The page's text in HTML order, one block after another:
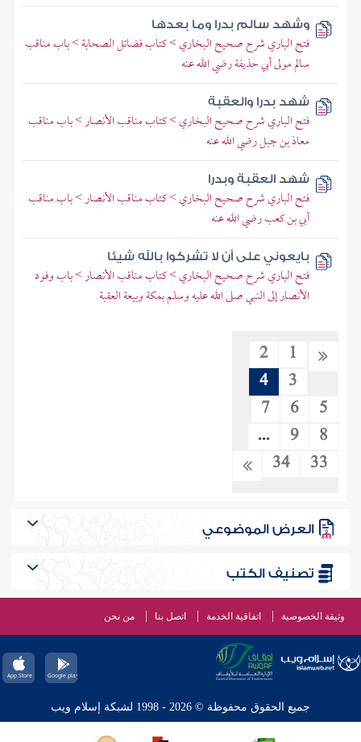
وشهد سالم بدرا وما بعدها
فتح الباري شرح صحيح البخاري > كتاب فضائل الصحابة > باب مناقب
سالم مولى أبي حذيفة رضي الله عنه
شهد بدرا والعقبة
فتح الباري شرح صحيح البخاري > كتاب مناقب الأنصار > باب مناقب
معاذ بن جبل رضي الله عنه
شهد العقبة وبدرا
فتح الباري شرح صحيح البخاري > كتاب مناقب الأنصار > باب مناقب
أبي بن كعب رضي الله عنه
بايعوني على أن لا تشركوا بالله شيئا
فتح الباري شرح صحيح البخاري > كتاب مناقب الأنصار > باب وفود
الأنصار إلى النبي صلى الله عليه وسلم بمكة وبيعة العقبة
1
2
3
4
5
6
7
8
9
...
33
34
العرض الموضوعي
تصنيف الكتب
وثيقة الخصوصية اتفاقية الخدمة اتصل بنا من نحن
جميع الحقوق محفوظة © 2026 - 1998 لشبكة إسلام ويب